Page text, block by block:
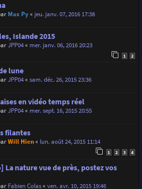
Max Py« jeu. janv. 07, 2016 17:38
Islande 2015
JPP04« mer. janv. 06, 2016 20:23
1 2
lune
JPP04« sam. déc. 26, 2015 23:36
en vidéo temps réel
JPP04« mer. sept. 16, 2015 20:55
filantes
Will Hien« lun. août 24, 2015 11:14
1 2 3 4
La nature vue de près, postez vos
Fabien Colas« ven. avr. 10, 2015 19:46